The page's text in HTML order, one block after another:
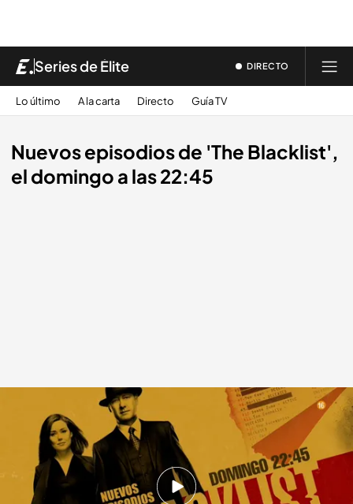
Series de Élite DIRECTO
Lo último A la carta Directo Guía TV
Nuevos episodios de 'The Blacklist',
el domingo a las 22:45
energy.es
16 ENE 2024 - 14:58h.
Cada domingo, un nuevo episodio de la serie